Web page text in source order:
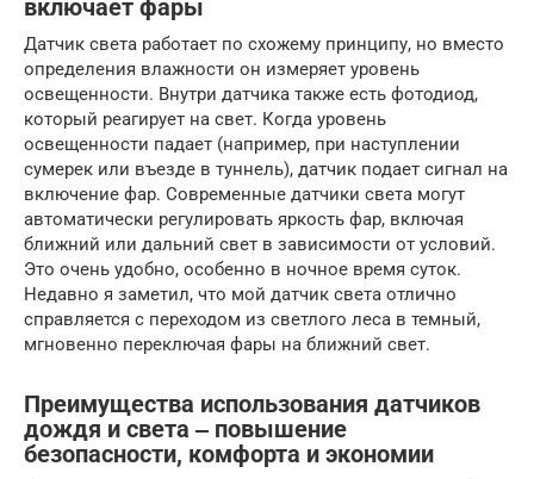
включает фары
Датчик света работает по схожему принципу, но вместо
определения влажности он измеряет уровень
освещенности. Внутри датчика также есть фотодиод,
который реагирует на свет. Когда уровень
освещенности падает (например, при наступлении
сумерек или въезде в туннель), датчик подает сигнал на
включение фар. Современные датчики света могут
автоматически регулировать яркость фар, включая
ближний или дальний свет в зависимости от условий.
Это очень удобно, особенно в ночное время суток.
Недавно я заметил, что мой датчик света отлично
справляется с переходом из светлого леса в темный,
мгновенно переключая фары на ближний свет.
Преимущества использования датчиков
дождя и света ‒ повышение
безопасности, комфорта и экономии